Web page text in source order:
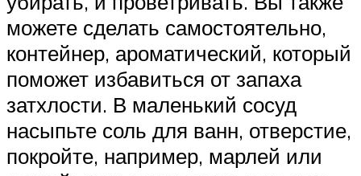
можете сделать самостоятельно,
контейнер, ароматический, который
поможет избавиться от запаха
затхлости. В маленький сосуд
насыпьте соль для ванн, отверстие,
покройте, например, марлей или